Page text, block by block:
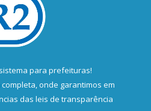
sistema para prefeituras!
completa, onde garantimos em
das leis de transparência